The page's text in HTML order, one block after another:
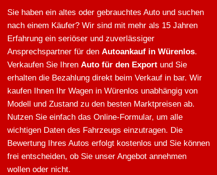
Sie haben ein altes oder gebrauchtes Auto und suchen
nach einem Käufer? Wir sind mit mehr als 15 Jahren
Erfahrung ein seriöser und zuverlässiger
Ansprechspartner für den Autoankauf in Würenlos.
Verkaufen Sie Ihren Auto für den Export und Sie
erhalten die Bezahlung direkt beim Verkauf in bar. Wir
kaufen Ihnen Ihr Wagen in Würenlos unabhängig von
Modell und Zustand zu den besten Marktpreisen ab.
Nutzen Sie einfach das Online-Formular, um alle
wichtigen Daten des Fahrzeugs einzutragen. Die
Bewertung Ihres Autos erfolgt kostenlos und Sie können
frei entscheiden, ob Sie unser Angebot annehmen
wollen oder nicht.